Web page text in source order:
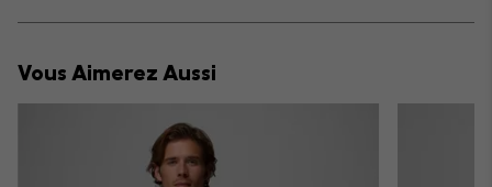
or
Vous Aimerez Aussi